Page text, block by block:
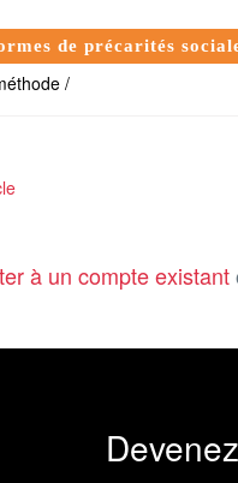
de précarités
/
à un compte existant